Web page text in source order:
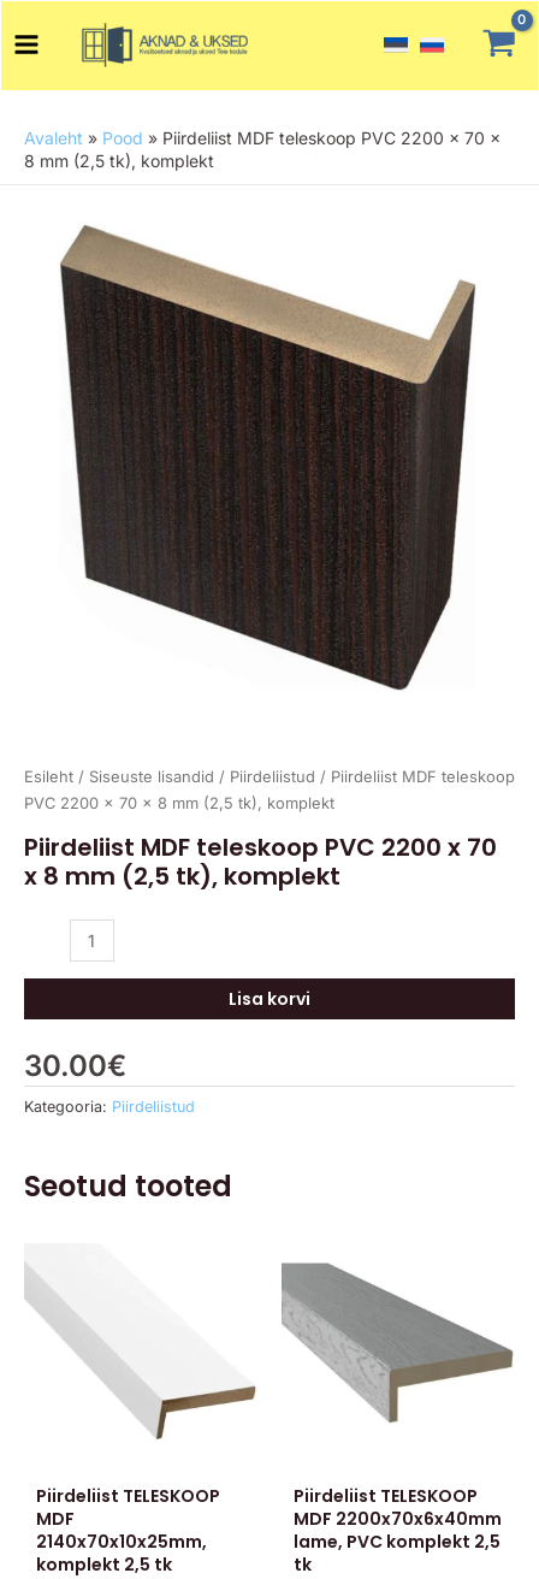
Menu
Avaleht » Pood » Piirdeliist MDF teleskoop PVC 2200 x 70 x
8 mm (2,5 tk), komplekt
Esileht / Siseuste lisandid / Piirdeliistud / Piirdeliist MDF teleskoop
PVC 2200 x 70 x 8 mm (2,5 tk), komplekt
Piirdeliist MDF teleskoop PVC 2200 x 70
x 8 mm (2,5 tk), komplekt
30.00€
teleskoop
2200
komplekt
Lisa korvi
Kategooria: Piirdeliistud
Seotud tooted
Piirdeliist TELESKOOP
MDF
2140x70x10x25mm,
komplekt 2,5 tk
Piirdeliist TELESKOOP
MDF 2200x70x6x40mm
lame, PVC komplekt 2,5
tk